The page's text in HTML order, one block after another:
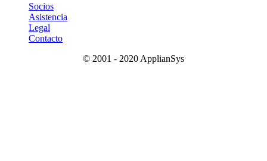
Socios
Asistencia
Legal
Contacto
© 2001 - 2020 ApplianSys